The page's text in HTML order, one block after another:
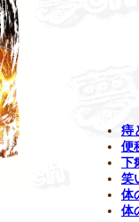
痔
便
下
笑
体
体